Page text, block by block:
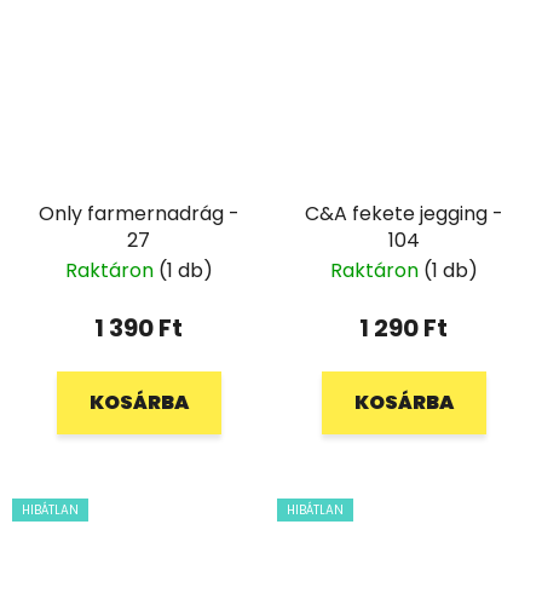
Only farmernadrág -
27
Raktáron (1 db)
1 390 Ft
KOSÁRBA
C&A fekete jegging -
104
Raktáron (1 db)
1 290 Ft
KOSÁRBA
HIBÁTLAN HIBÁTLAN